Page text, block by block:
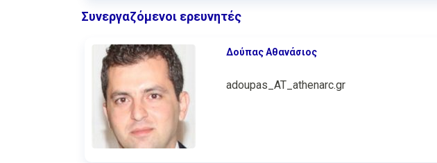
Συνεργαζόμενοι ερευνητές
Δούπας Αθανάσιος
adoupas_AT_athenarc.gr